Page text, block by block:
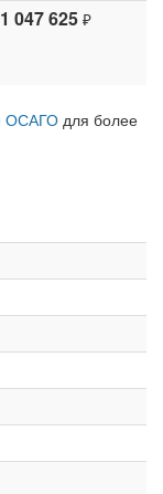
047 625 ₽
ОСАГО для более